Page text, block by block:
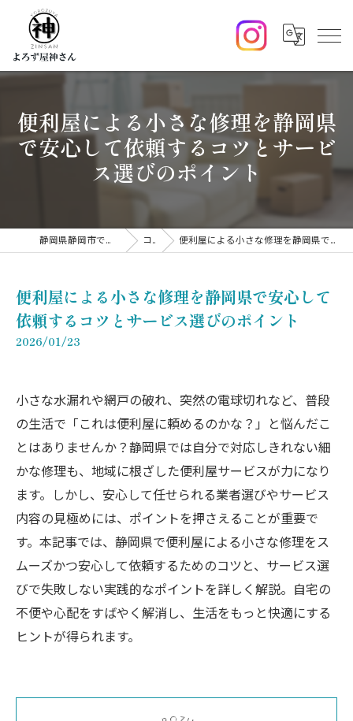
便利屋による小さな修理を静岡県
で安心して依頼するコツとサービ
ス選びのポイント
静岡県静岡市で便利屋ならよろず屋神さん コラム 便利屋による小さな修理を静岡県で安心して依頼するコツとサービス選びのポイント
便利屋による小さな修理を静岡県で安心して
依頼するコツとサービス選びのポイント
2026/01/23
小さな水漏れや網戸の破れ、突然の電球切れなど、普段
の生活で「これは便利屋に頼めるのかな？」と悩んだこ
とはありませんか？静岡県では自分で対応しきれない細
かな修理も、地域に根ざした便利屋サービスが力になり
ます。しかし、安心して任せられる業者選びやサービス
内容の見極めには、ポイントを押さえることが重要で
す。本記事では、静岡県で便利屋による小さな修理をス
ムーズかつ安心して依頼するためのコツと、サービス選
びで失敗しない実践的なポイントを詳しく解説。自宅の
不便や心配をすばやく解消し、生活をもっと快適にする
ヒントが得られます。